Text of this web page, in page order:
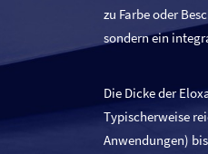
zu Farbe oder
sondern ein
Die Dicke der
Typischerweise
Anwendungen)